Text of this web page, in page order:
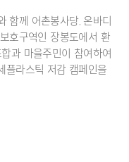
함께 어촌봉사당, 온바디
호구역인 장봉도에서 환
과 마을주민이 참여하여
플라스틱 저감 캠페인을